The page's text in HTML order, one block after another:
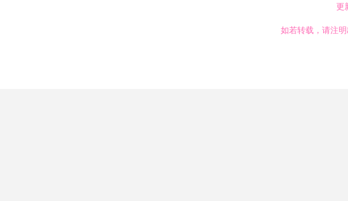
更
如若转载，请注